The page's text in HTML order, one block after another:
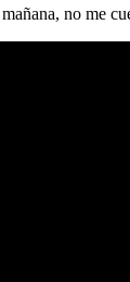
no me